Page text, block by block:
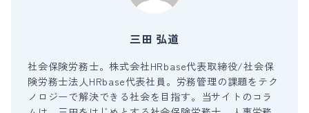
三田 弘道
社会保険労務士。株式会社HRbase代表取締役/社会保
険労務士法人HRbase代表社員。労務管理の課題をテク
ノロジーで解決できる社会を目指す。当サイトのコラ